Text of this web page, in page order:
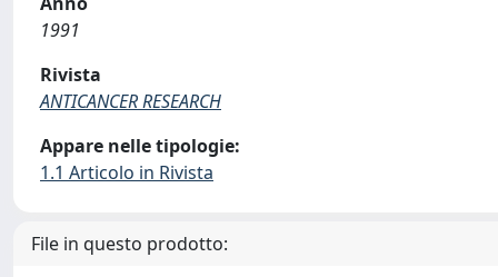
1991
Rivista
ANTICANCER RESEARCH
Appare nelle tipologie:
1.1 Articolo in Rivista
File in questo prodotto: